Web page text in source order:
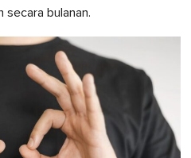
secara bulanan.